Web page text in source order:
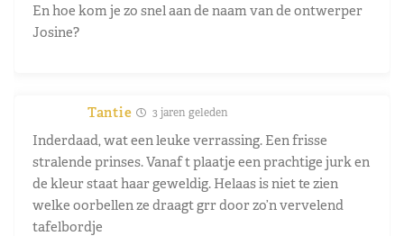
En hoe kom je zo snel aan de naam van de ontwerper
Josine?
Tantie 3 jaren geleden
Inderdaad, wat een leuke verrassing. Een frisse
stralende prinses. Vanaf t plaatje een prachtige jurk en
de kleur staat haar geweldig. Helaas is niet te zien
welke oorbellen ze draagt grr door zo’n vervelend
tafelbordje